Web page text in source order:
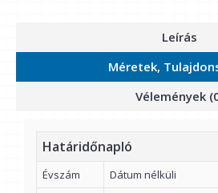
Leírás
Méretek,
Vélemények
Határidőnapló
Évszám
Dátum nélküli